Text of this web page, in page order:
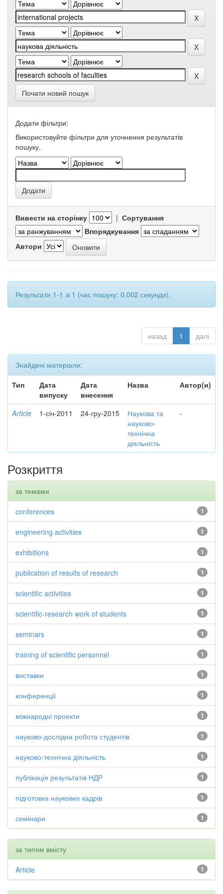
Почати новий пошук
Додати фільтри:
Використовуйте фільтри для уточнення результатів
пошуку.
Вивести на сторінку | Сортування
Впорядкування
Автори
Результати 1-1 зі 1 (час пошуку: 0.002 секунди).
назад 1 далі
Знайдені матеріали:
Тип
Дата
випуску
Дата
внесення
Назва Автор(и)
Article 1-січ-2011 24-гру-2015
Наукова та
науково-
технічна
діяльність
-
Розкриття
за темами
1
conferences
1
engineering activities
1
exhibitions
1
publication of results of research
1
scientific activities
1
scientific-research work of students
1
seminars
1
training of scientific personnel
1
виставки
1
конференції
1
міжнародні проекти
1
науково-дослідна робота студентів
1
науково-технічна діяльність
1
публікація результатів НДР
1
підготовка наукових кадрів
1
семінари
за типом вмісту
1
Article